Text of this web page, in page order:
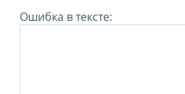
Ошибка в тексте: